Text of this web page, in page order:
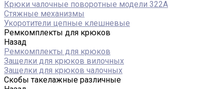
Крюки чалочные поворотные модели 322А
Стяжные механизмы
Укоротители цепные клешневые
Ремкомплекты для крюков
Назад
Ремкомплекты для крюков
Защелки для крюков вилочных
Защелки для крюков чалочных
Скобы такелажные различные